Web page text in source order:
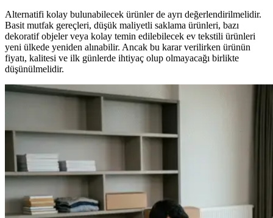
Alternatifi kolay bulunabilecek ürünler de ayrı değerlendirilmelidir.
Basit mutfak gereçleri, düşük maliyetli saklama ürünleri, bazı
dekoratif objeler veya kolay temin edilebilecek ev tekstili ürünleri
yeni ülkede yeniden alınabilir. Ancak bu karar verilirken ürünün
fiyatı, kalitesi ve ilk günlerde ihtiyaç olup olmayacağı birlikte
düşünülmelidir.